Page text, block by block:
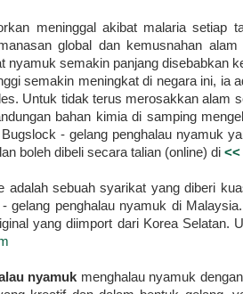
meninggal akibat malaria setiap
global dan kemusnahan
nyamuk semakin panjang disebabkan
semakin meningkat di negara ini, ia
Untuk tidak terus merosakkan alam
bahan kimia di samping
- gelang penghalau nyamuk
boleh dibeli secara talian (online) di <<
adalah sebuah syarikat yang diberi
gelang penghalau nyamuk di
yang diimport dari Korea Selatan.
nyamuk menghalau nyamuk